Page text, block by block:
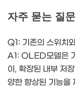
자주 묻는 질
Q1: 기존의 스위치
A1: OLED모델은
이, 확장된 내부 저
양한 향상된 기능을